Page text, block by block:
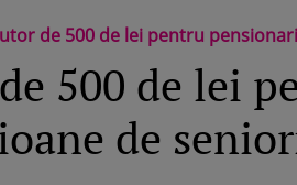
de 500 de lei pentru
500 de lei
de